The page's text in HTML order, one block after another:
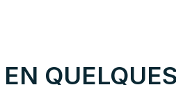
EN